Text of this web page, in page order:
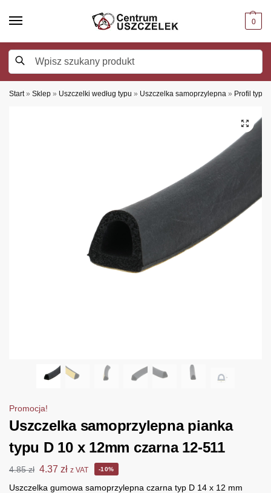
0
Start » Sklep » Uszczelki według typu » Uszczelka samoprzylepna » Profil typu
Promocja!
Uszczelka samoprzylepna pianka
typu D 10 x 12mm czarna 12-511
4.85zł 4.37 zł z VAT -10%
Uszczelka gumowa samoprzylepna czarna typ D 14 x 12 mm